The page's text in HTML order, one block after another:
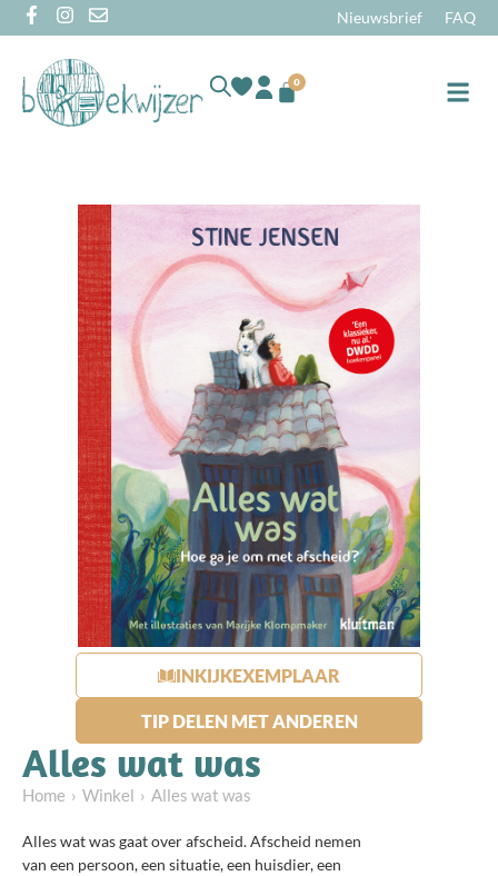
Nieuwsbrief FAQ
0
INKIJKEXEMPLAAR
TIP DELEN MET ANDEREN
Alles wat was
Home Winkel Alles wat was
Alles wat was gaat over afscheid. Afscheid nemen
van een persoon, een situatie, een huisdier, een